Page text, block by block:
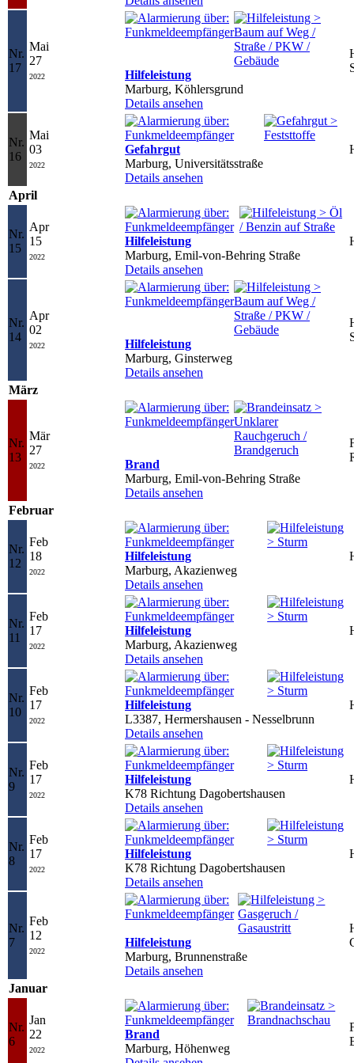
Nr.
17
Mai
27
2022
Hilfeleistung
Marburg, Köhlersgrund
Details ansehen
Nr.
16
Mai
03
2022
Gefahrgut
Marburg, Universitätsstraße
Details ansehen
April
Nr.
15
Apr
15
2022
Hilfeleistung
Marburg, Emil-von-Behring Straße
Details ansehen
Nr.
14
Apr
02
2022
Hilfeleistung
Marburg, Ginsterweg
Details ansehen
März
Nr.
13
Mär
27
2022
Brand
Marburg, Emil-von-Behring Straße
Details ansehen
Februar
Nr.
12
Feb
18
2022
Hilfeleistung
Marburg, Akazienweg
Details ansehen
Nr.
11
Feb
17
2022
Hilfeleistung
Marburg, Akazienweg
Details ansehen
Nr.
10
Feb
17
2022
Hilfeleistung
L3387, Hermershausen - Nesselbrunn
Details ansehen
Nr.
9
Feb
17
2022
Hilfeleistung
K78 Richtung Dagobertshausen
Details ansehen
Nr.
8
Feb
17
2022
Hilfeleistung
K78 Richtung Dagobertshausen
Details ansehen
Nr.
7
Feb
12
2022
Hilfeleistung
Marburg, Brunnenstraße
Details ansehen
Januar
Nr.
6
Jan
22
2022
Brand
Marburg, Höhenweg